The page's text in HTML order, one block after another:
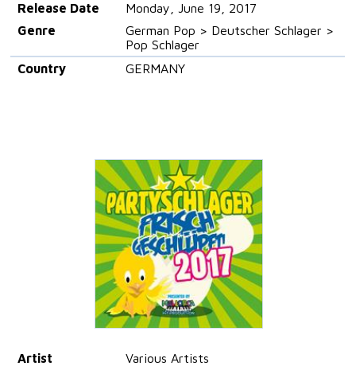
Release Date
Monday, June 19, 2017
Genre
German Pop > Deutscher Schlager >
Pop Schlager
Country
GERMANY
Artist
Various Artists